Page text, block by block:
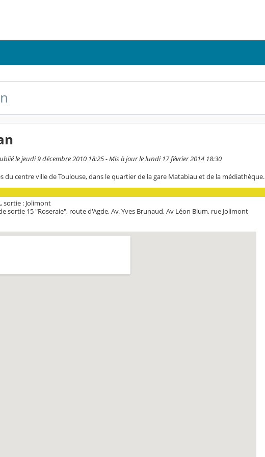
le jeudi 9 décembre 2010 18:25 - Mis à jour le lundi 17 février 2014 18:30
du centre ville de Toulouse, dans le quartier de la gare Matabiau et de la médiathèque.
sortie : Jolimont
sortie 15 "Roseraie", route d'Agde, Av. Yves Brunaud, Av Léon Blum, rue Jolimont